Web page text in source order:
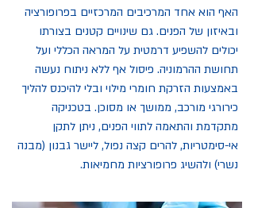
האף הוא אחד המרכיבים המרכזיים בפרופורציה
ובאיזון של הפנים. גם שינויים קטנים בצורתו
יכולים להשפיע דרמטית על המראה הכללי ועל
תחושת ההרמוניה. פיסול אף ללא ניתוח נעשה
באמצעות הזרקת חומרי מילוי ובלי להיכנס להליך
כירורגי מורכב, ממושך או מסוכן. בטכניקה
מתקדמת והתאמה לתווי הפנים, ניתן לתקן
אי-סימטריות, להרים קצה נפול, ליישר גבנון (מבנה
נשרי) ולהשיג פרופורציות מחמיאות.